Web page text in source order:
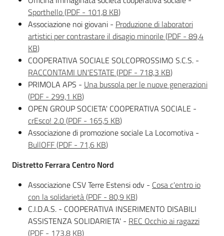
Sporthello(PDF - 101,8 KB)
Associazione noi giovani - Produzione di laboratori
artistici per contrastare il disagio minorile(PDF - 89,4
KB)
COOPERATIVA SOCIALE SOLCOPROSSIMO S.C.S. -
RACCONTAMI UN'ESTATE (PDF - 718,3 KB)
PRIMOLA APS - Una bussola per le nuove generazioni
(PDF - 299,1 KB)
OPEN GROUP SOCIETA' COOPERATIVA SOCIALE -
crEsco! 2.0(PDF - 165,5 KB)
Associazione di promozione sociale La Locomotiva -
BullOFF(PDF - 71,6 KB)
Distretto Ferrara Centro Nord
Associazione CSV Terre Estensi odv - Cosa c'entro io
con la solidarietà(PDF - 80,9 KB)
C.I.D.A.S. - COOPERATIVA INSERIMENTO DISABILI
ASSISTENZA SOLIDARIETA' - REC Occhio ai ragazzi
(PDF - 173,8 KB)